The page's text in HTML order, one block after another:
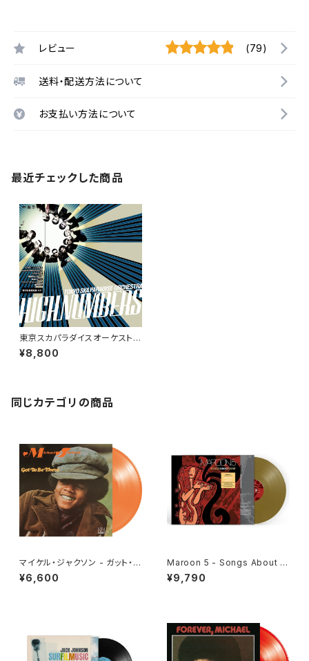
レビュー (79)
送料・配送方法について
お支払い方法について
最近チェックした商品
東京スカパラダイスオーケストラ
- HIGH NUMBERS(2LP)
¥8,800
同じカテゴリの商品
マイケル・ジャクソン - ガット・ト
ゥ・ビー・ゼア[クリア・オレンジ]
(LP重量盤)
¥6,600
Maroon 5 - Songs About J
ane[Gold Vinyl](LP)
¥9,790